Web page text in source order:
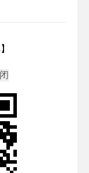
】